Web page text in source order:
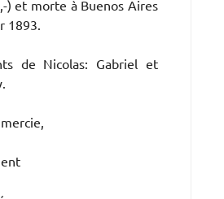
) et morte à Buenos Aires
1893.
de Nicolas: Gabriel et